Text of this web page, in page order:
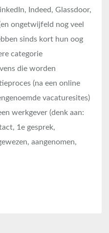
Indeed, Glassdoor,
ongetwijfeld nog veel
sinds kort hun oog
categorie
die worden
(na een online
vacaturesites)
werkgever (denk aan:
1e gesprek,
aangenomen,